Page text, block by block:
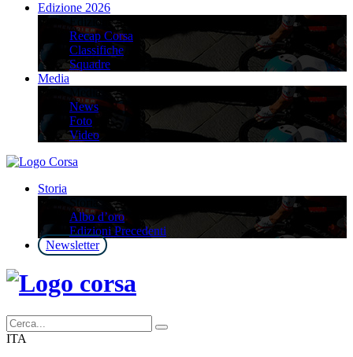
Edizione 2026
Edizione 2026
Recap Corsa
Classifiche
Squadre
Media
Media
News
Foto
Video
Storia
Storia
Albo d’oro
Edizioni Precedenti
Newsletter
ITA